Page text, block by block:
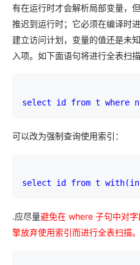
有在运行时才会解析局部变量，
推迟到运行时；它必须在编译时
建立访问计划，变量的值还是未
入项。如下面语句将进行全表扫描
select id from t where
可以改为强制查询使用索引：
select id from t with(
.应尽量避免在 where 子句中对
擎放弃使用索引而进行全表扫描。